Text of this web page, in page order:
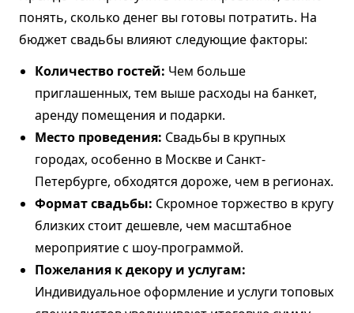
понять, сколько денег вы готовы потратить. На
бюджет свадьбы влияют следующие факторы:
Количество гостей: Чем больше
приглашенных, тем выше расходы на банкет,
аренду помещения и подарки.
Место проведения: Свадьбы в крупных
городах, особенно в Москве и Санкт-
Петербурге, обходятся дороже, чем в регионах.
Формат свадьбы: Скромное торжество в кругу
близких стоит дешевле, чем масштабное
мероприятие с шоу-программой.
Пожелания к декору и услугам:
Индивидуальное оформление и услуги топовых